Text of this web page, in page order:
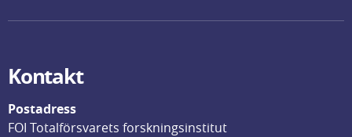
Kontakt
Postadress
FOI Totalförsvarets forskningsinstitut